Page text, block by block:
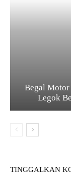
Begal Motor
Legok
TINGGALKAN